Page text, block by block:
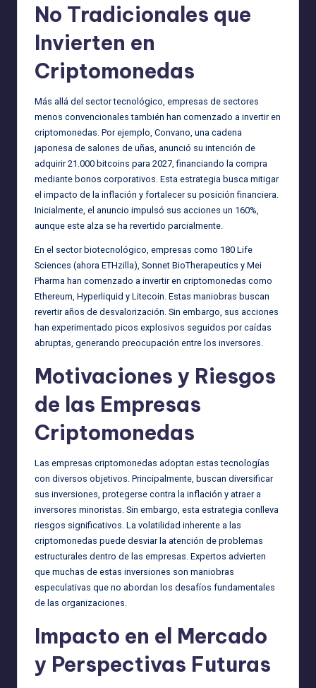
No Tradicionales que
Invierten en
Criptomonedas
Más allá del sector tecnológico, empresas de sectores
menos convencionales también han comenzado a invertir en
criptomonedas. Por ejemplo, Convano, una cadena
japonesa de salones de uñas, anunció su intención de
adquirir 21.000 bitcoins para 2027, financiando la compra
mediante bonos corporativos. Esta estrategia busca mitigar
el impacto de la inflación y fortalecer su posición financiera.
Inicialmente, el anuncio impulsó sus acciones un 160%,
aunque este alza se ha revertido parcialmente.
En el sector biotecnológico, empresas como 180 Life
Sciences (ahora ETHzilla), Sonnet BioTherapeutics y Mei
Pharma han comenzado a invertir en criptomonedas como
Ethereum, Hyperliquid y Litecoin. Estas maniobras buscan
revertir años de desvalorización. Sin embargo, sus acciones
han experimentado picos explosivos seguidos por caídas
abruptas, generando preocupación entre los inversores.
Motivaciones y Riesgos
de las Empresas
Criptomonedas
Las empresas criptomonedas adoptan estas tecnologías
con diversos objetivos. Principalmente, buscan diversificar
sus inversiones, protegerse contra la inflación y atraer a
inversores minoristas. Sin embargo, esta estrategia conlleva
riesgos significativos. La volatilidad inherente a las
criptomonedas puede desviar la atención de problemas
estructurales dentro de las empresas. Expertos advierten
que muchas de estas inversiones son maniobras
especulativas que no abordan los desafíos fundamentales
de las organizaciones.
Impacto en el Mercado
y Perspectivas Futuras